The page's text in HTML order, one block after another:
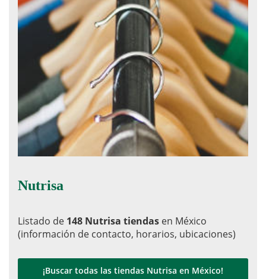
Nutrisa
Listado de 148 Nutrisa tiendas en México
(información de contacto, horarios, ubicaciones)
¡Buscar todas las tiendas Nutrisa en México!